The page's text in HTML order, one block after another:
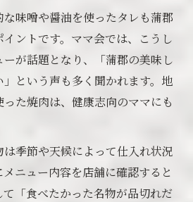
味噌や醤油を使ったタレも蒲郡
ントです。ママ会では、こうし
が話題となり、「蒲郡の美味し
という声も多く聞かれます。地
た焼肉は、健康志向のママにも
季節や天候によって仕入れ状況
ニュー内容を店舗に確認すると
「食べたかった名物が品切れだ